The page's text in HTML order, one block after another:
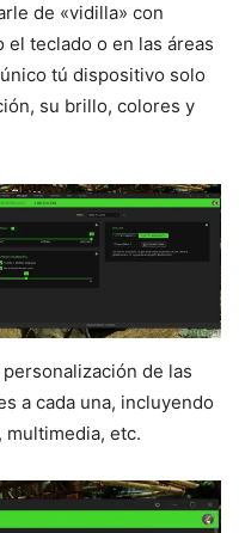
de «vidilla» con
el teclado o en las áreas
tú dispositivo solo
su brillo, colores y
de las
a cada una, incluyendo
multimedia, etc.